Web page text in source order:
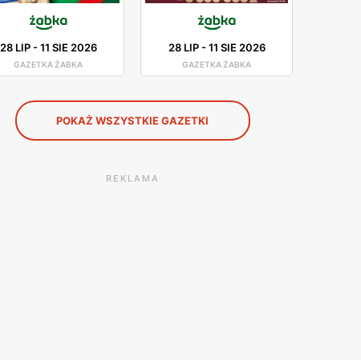
28 LIP-11 SIE 2026
GAZETKA ŻABKA
28 LIP-11 SIE 2026
GAZETKA ŻABKA
POKAŻ WSZYSTKIE GAZETKI
REKLAMA